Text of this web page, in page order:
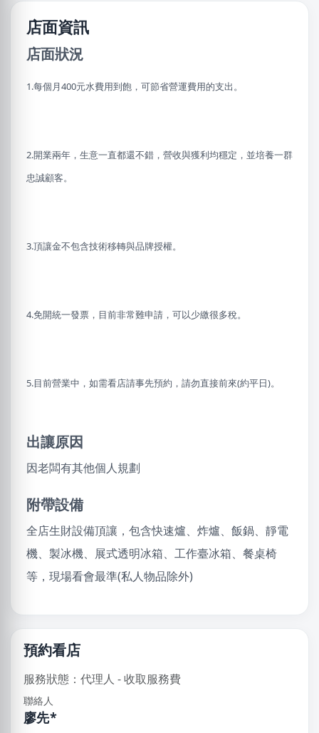
店面資訊
店面狀況
1.每個月400元水費用到飽，可節省營運費用的支出。
2.開業兩年，生意一直都還不錯，營收與獲利均穩定，並培養一群
忠誠顧客。
3.頂讓金不包含技術移轉與品牌授權。
4.免開統一發票，目前非常難申請，可以少繳很多稅。
5.目前營業中，如需看店請事先預約，請勿直接前來(約平日)。
出讓原因
因老闆有其他個人規劃
附帶設備
全店生財設備頂讓，包含快速爐、炸爐、飯鍋、靜電
機、製冰機、展式透明冰箱、工作臺冰箱、餐桌椅
等，現場看會最準(私人物品除外)
預約看店
服務狀態：代理人 - 收取服務費
聯絡人
廖先*